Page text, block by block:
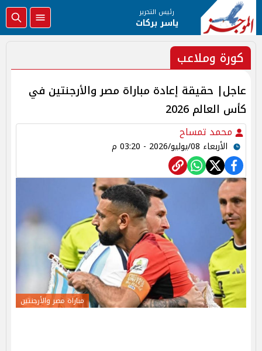
رئيس التحرير
ياسر بركات
كورة وملاعب
عاجل| حقيقة إعادة مباراة مصر والأرجنتين في
كأس العالم 2026
محمد تمساح
الأربعاء 08/يوليو/2026 - 03:20 م
مباراة مصر والأرجنتين